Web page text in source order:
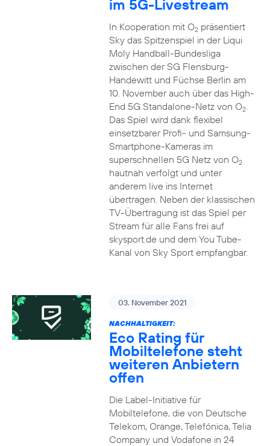
im 5G-Livestream
In Kooperation mit O2präsentiert
Sky das Spitzenspiel in der Liqui
Moly Handball-Bundesliga
zwischen der SG Flensburg-
Handewitt und Füchse Berlin am
10. November auch über das High-
End 5G Standalone-Netz von O2.
Das Spiel wird dank flexibel
einsetzbarer Profi- und Samsung-
Smartphone-Kameras im
superschnellen 5G Netz von O2
hautnah verfolgt und unter
anderem live ins Internet
übertragen. Neben der klassischen
TV-Übertragung ist das Spiel per
Stream für alle Fans frei auf
skysport.de und dem You Tube-
Kanal von Sky Sport empfangbar.
03. November 2021
NACHHALTIGKEIT:
Eco Rating für
Mobiltelefone steht
weiteren Anbietern
offen
Die Label-Initiative für
Mobiltelefone, die von Deutsche
Telekom, Orange, Telefónica, Telia
Company und Vodafone in 24